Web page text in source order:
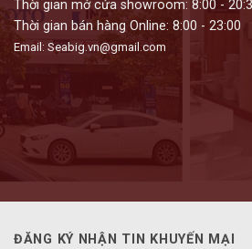
Thời gian mở cửa showroom: 8:00 -
Thời gian bán hàng Online: 8:00 - 23:00
Email: Seabig.vn@gmail.com
ĐĂNG KÝ NHẬN TIN KHUYẾN MẠI